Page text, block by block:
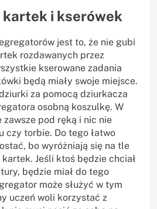
kartek i kserówek
jest to, że nie gubi
rozdawanych przez
kserowane zadania
będą miały swoje miejsce.
za pomocą dziurkacza
osobną koszulkę. W
zawsze pod ręką i nic nie
czy torbie. Do tego łatwo
bo wyróżniają się na tle
Jeśli ktoś będzie chciał
będzie miał do tego
może służyć w tym
uczeń woli korzystać z